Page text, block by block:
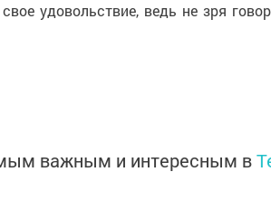
удовольствие, ведь не зря
важным и интересным в